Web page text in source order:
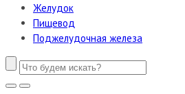
Желудок
Пищевод
Поджелудочная железа